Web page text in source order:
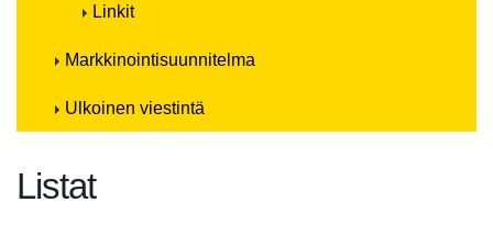
Linkit
Markkinointisuunnitelma
Ulkoinen viestintä
Listat